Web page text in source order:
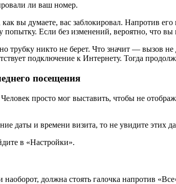
ли ваш номер.
вы думаете, вас заблокировал. Напротив
попытку. Если без изменений, вероятно, что
никто не берет. Что значит — вызов не
подключение к Интернету. Тогда
посещения
просто мог выставить, чтобы не
даты и времени визита, то не увидите этих
в «Настройки».
должна стоять галочка напротив